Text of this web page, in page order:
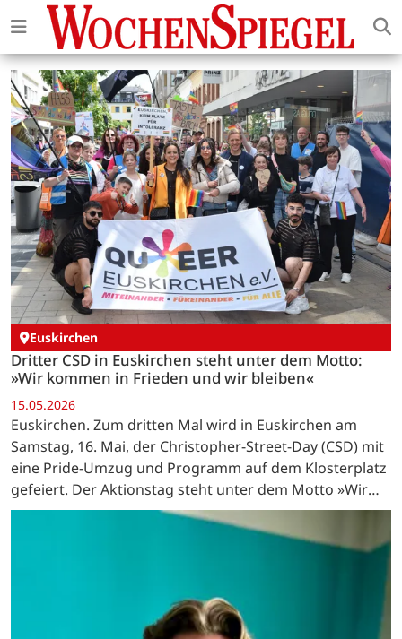
Euskirchen
Dritter CSD in Euskirchen steht unter dem Motto:
»Wir kommen in Frieden und wir bleiben«
15.05.2026
Euskirchen. Zum dritten Mal wird in Euskirchen am
Samstag, 16. Mai, der Christopher-Street-Day (CSD) mit
eine Pride-Umzug und Programm auf dem Klosterplatz
gefeiert. Der Aktionstag steht unter dem Motto »Wir
kommen in Frieden und wir bleiben«. …